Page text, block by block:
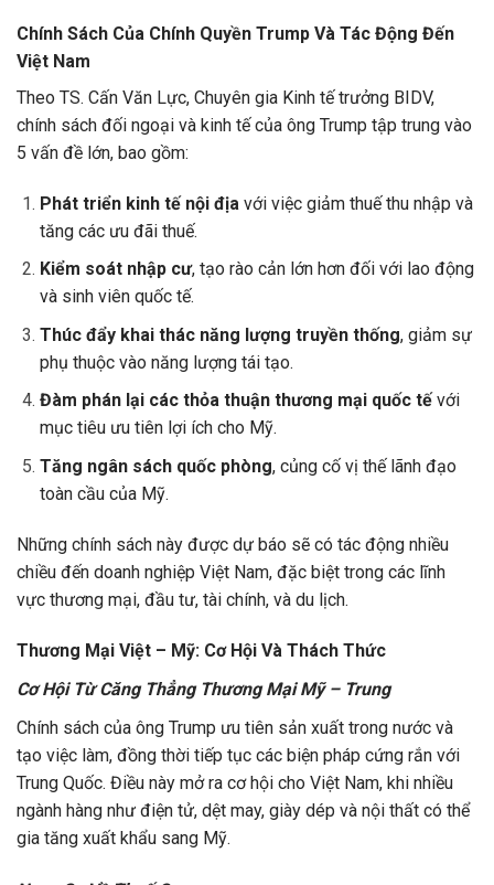
Chính Sách Của Chính Quyền Trump Và Tác Động Đến
Việt Nam
Theo TS. Cấn Văn Lực, Chuyên gia Kinh tế trưởng BIDV,
chính sách đối ngoại và kinh tế của ông Trump tập trung vào
5 vấn đề lớn, bao gồm:
Phát triển kinh tế nội địa với việc giảm thuế thu nhập và
tăng các ưu đãi thuế.
Kiểm soát nhập cư, tạo rào cản lớn hơn đối với lao động
và sinh viên quốc tế.
Thúc đẩy khai thác năng lượng truyền thống, giảm sự
phụ thuộc vào năng lượng tái tạo.
Đàm phán lại các thỏa thuận thương mại quốc tếvới
mục tiêu ưu tiên lợi ích cho Mỹ.
Tăng ngân sách quốc phòng, củng cố vị thế lãnh đạo
toàn cầu của Mỹ.
Những chính sách này được dự báo sẽ có tác động nhiều
chiều đến doanh nghiệp Việt Nam, đặc biệt trong các lĩnh
vực thương mại, đầu tư, tài chính, và du lịch.
Thương Mại Việt – Mỹ: Cơ Hội Và Thách Thức
Cơ Hội Từ Căng Thẳng Thương Mại Mỹ – Trung
Chính sách của ông Trump ưu tiên sản xuất trong nước và
tạo việc làm, đồng thời tiếp tục các biện pháp cứng rắn với
Trung Quốc. Điều này mở ra cơ hội cho Việt Nam, khi nhiều
ngành hàng như điện tử, dệt may, giày dép và nội thất có thể
gia tăng xuất khẩu sang Mỹ.